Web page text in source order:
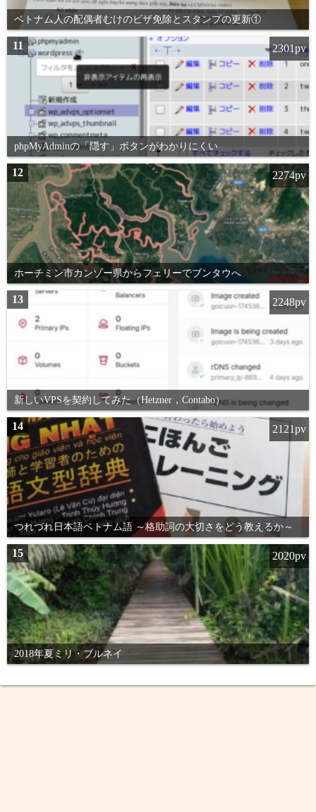
ベトナム人の配偶者むけのビザ免除とスタンプの更新①
11
phpMyAdminの「隠す」ボタンがわかりにくい
2301pv
12
ホーチミン市カンゾー県からフェリーでブンタウへ
2274pv
13
新しいVPSを契約してみた（Hetzner，Contabo）
2248pv
14
つれづれ日本語ベトナム語 ～格助詞の大切さをどう教えるか～
2121pv
15
2018年夏ミリ・ブルネイ
2020pv